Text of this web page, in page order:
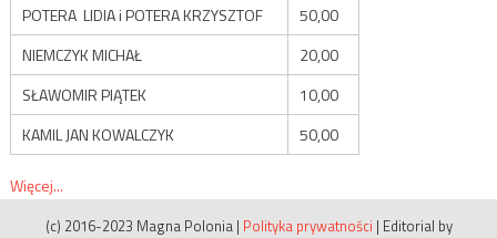
POTERA LIDIA i POTERA KRZYSZTOF
50,00
NIEMCZYK MICHAŁ
20,00
SŁAWOMIR PIĄTEK
10,00
KAMIL JAN KOWALCZYK
50,00
Więcej...
(c) 2016-2023 Magna Polonia | Polityka prywatności | Editorial by